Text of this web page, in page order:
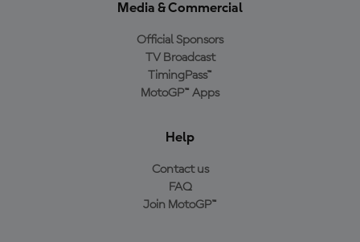
Media & Commercial
Official Sponsors
TV Broadcast
TimingPass™
MotoGP™ Apps
Help
Contact us
FAQ
Join MotoGP™